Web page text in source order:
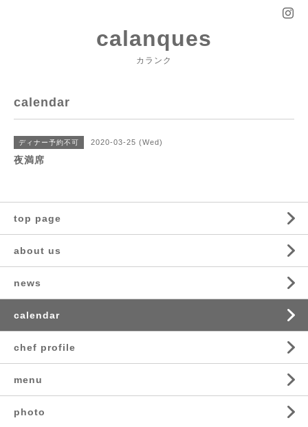
calanques
カランク
calendar
ディナー予約不可 2020-03-25 (Wed)
夜満席
top page
about us
news
calendar
chef profile
menu
photo